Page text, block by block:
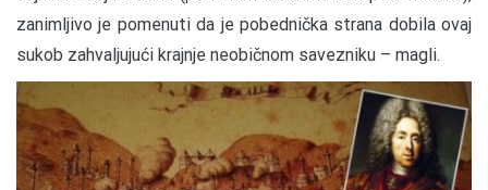
zanimljivo je pomenuti da je pobednička strana dobila ovaj
sukob zahvaljujući krajnje neobičnom savezniku – magli.